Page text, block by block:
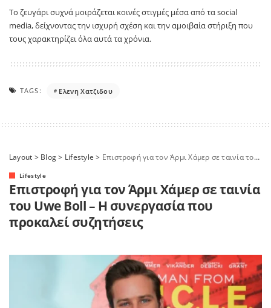
Το ζευγάρι συχνά μοιράζεται κοινές στιγμές μέσα από τα social
media, δείχνοντας την ισχυρή σχέση και την αμοιβαία στήριξη που
τους χαρακτηρίζει όλα αυτά τα χρόνια.
TAGS: Ελενη Χατζιδου
Layout > Blog> Lifestyle > Επιστροφή για τον Άρμι Χάμερ σε ταινία του Uwe Boll – Η συνεργασία που προκαλεί συζητήσεις
Lifestyle
Επιστροφή για τον Άρμι Χάμερ σε ταινία
του Uwe Boll – Η συνεργασία που
προκαλεί συζητήσεις